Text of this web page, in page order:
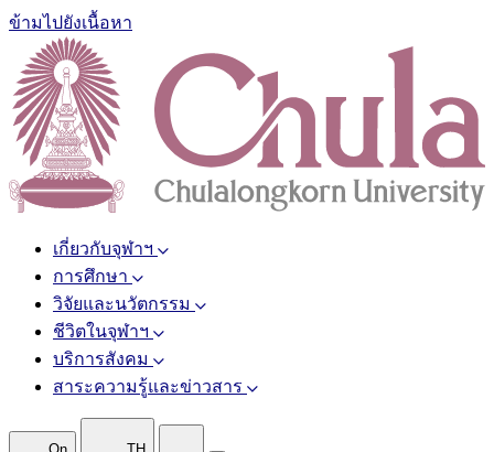
ข้ามไปยังเนื้อหา
เกี่ยวกับจุฬาฯ
การศึกษา
วิจัยและนวัตกรรม
ชีวิตในจุฬาฯ
บริการสังคม
สาระความรู้และข่าวสาร